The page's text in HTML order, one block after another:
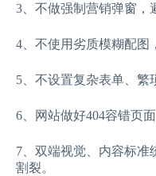
3、不做强制营销弹窗，
4、不使用劣质模糊配图
5、不设置复杂表单、繁
6、网站做好404容错页
7、双端视觉、内容标准
割裂。